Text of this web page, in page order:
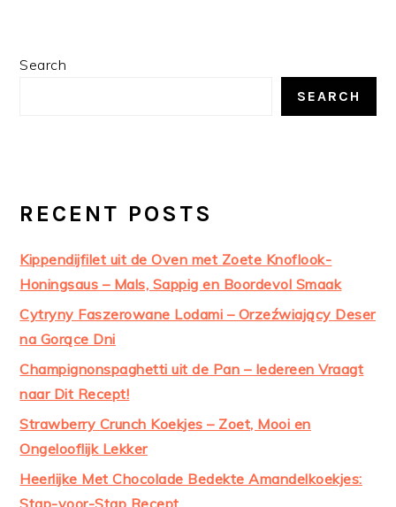
PRIMARY
Search
SEARCH
RECENT POSTS
Kippendijfilet uit de Oven met Zoete Knoflook-
Honingsaus – Mals, Sappig en Boordevol Smaak
Cytryny Faszerowane Lodami – Orzeźwiający Deser
na Gorące Dni
Champignonspaghetti uit de Pan – Iedereen Vraagt
naar Dit Recept!
Strawberry Crunch Koekjes – Zoet, Mooi en
Ongelooflijk Lekker
Heerlijke Met Chocolade Bedekte Amandelkoekjes:
Stap-voor-Stap Recept